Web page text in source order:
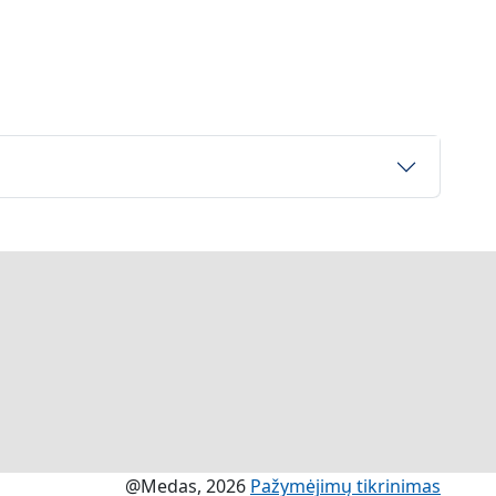
@Medas, 2026 Pažymėjimų tikrinimas